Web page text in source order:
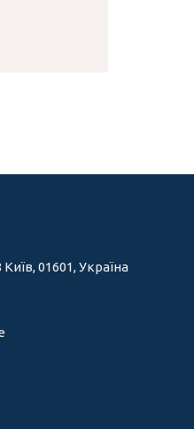
01601, Україна